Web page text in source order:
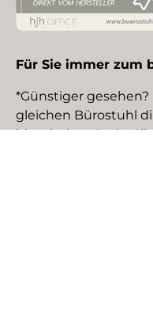
Für Sie immer zum
*Günstiger
gleichen Bürostuhl
identischen Preis.